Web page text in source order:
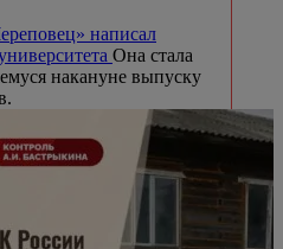
написал
Она стала
накануне выпуску